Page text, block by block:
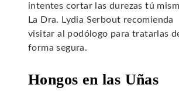
intentes cortar las durezas tú
La Dra. Lydia Serbout recomienda
visitar al podólogo para tratarlas
forma segura.
Hongos en las Uñas